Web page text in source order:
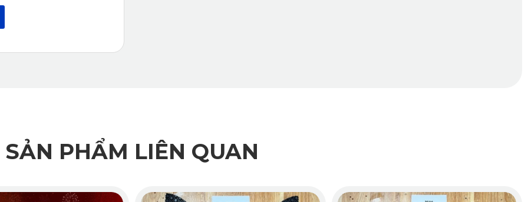
SẢN PHẨM LIÊN QUAN